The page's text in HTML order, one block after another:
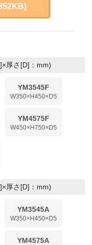
ダー [TOTO]
厚さ[D]：mm)
YM3545F
W350×H450×D5
YM4575F
W450×H750×D5
厚さ[D]：mm)
YM3545A
W350×H450×D5
YM4575A